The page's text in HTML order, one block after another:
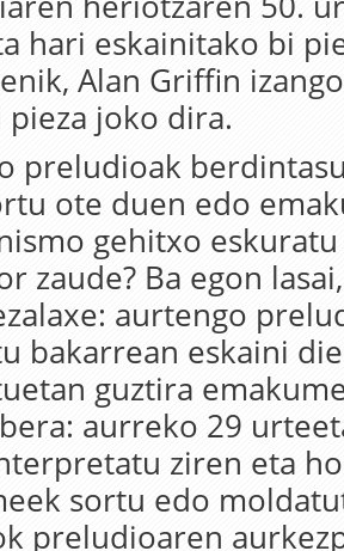
hari eskainitako bi
Alan Griffin
joko dira.
preludioak
ote duen edo
gehitxo
zaude? Ba egon
aurtengo
bakarrean eskaini
guztira
aurreko 29
ziren eta
sortu edo
preludioaren